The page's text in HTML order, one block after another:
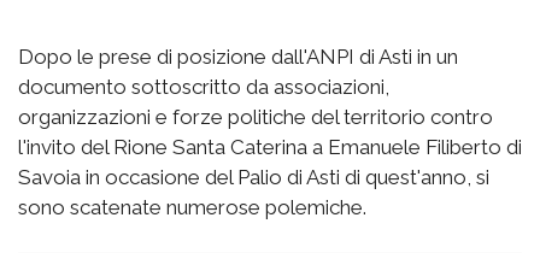
Dopo le prese di posizione dall'ANPI di Asti in un
documento sottoscritto da associazioni,
organizzazioni e forze politiche del territorio contro
l'invito del Rione Santa Caterina a Emanuele Filiberto di
Savoia in occasione del Palio di Asti di quest'anno, si
sono scatenate numerose polemiche.